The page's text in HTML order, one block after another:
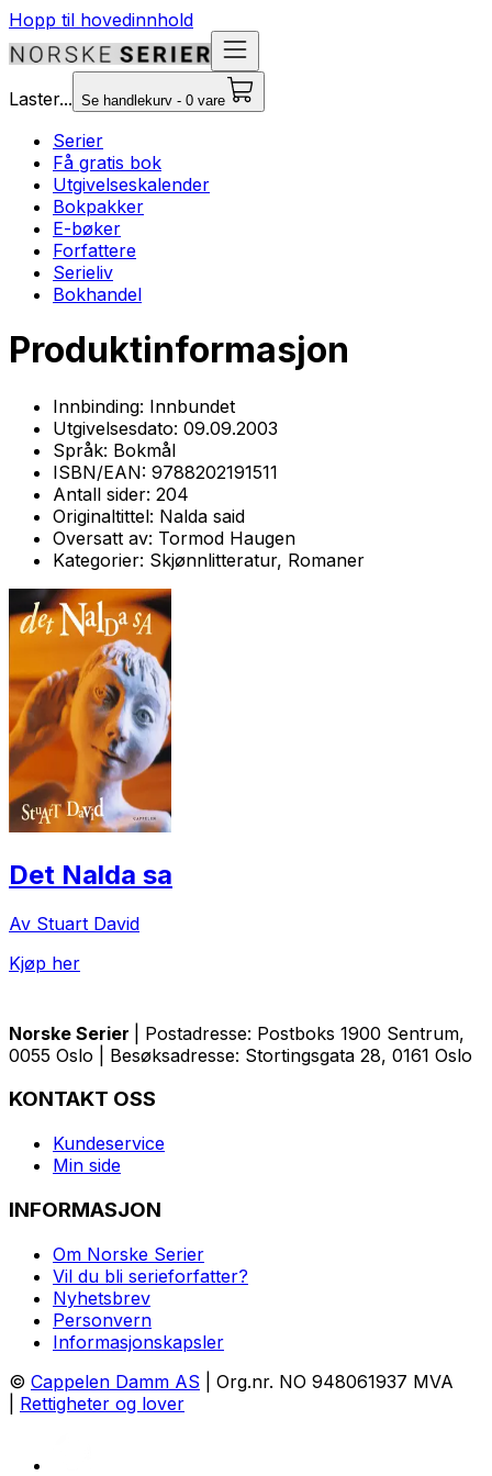
Hopp til hovedinnhold
Laster... Se handlekurv - 0 vare
Serier
Få gratis bok
Utgivelseskalender
Bokpakker
E-bøker
Forfattere
Serieliv
Bokhandel
Produktinformasjon
Innbinding: Innbundet
Utgivelsesdato: 09.09.2003
Språk: Bokmål
ISBN/EAN: 9788202191511
Antall sider: 204
Originaltittel: Nalda said
Oversatt av: Tormod Haugen
Kategorier: Skjønnlitteratur, Romaner
Det Nalda sa
Av Stuart David
Kjøp her
Norske Serier
| Postadresse: Postboks 1900 Sentrum,
0055 Oslo | Besøksadresse: Stortingsgata 28, 0161 Oslo
KONTAKT OSS
Kundeservice
Min side
INFORMASJON
Om Norske Serier
Vil du bli serieforfatter?
Nyhetsbrev
Personvern
Informasjonskapsler
© Cappelen Damm AS | Org.nr. NO 948061937 MVA
Rettigheter og lover